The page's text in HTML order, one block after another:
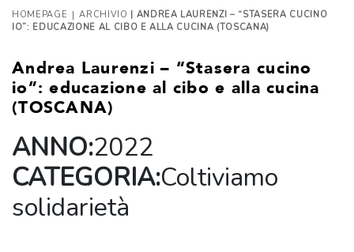
HOMEPAGE |ARCHIVIO
| ANDREA LAURENZI – “STASERA CUCINO
IO”: EDUCAZIONE AL CIBO E ALLA CUCINA (TOSCANA)
Andrea Laurenzi – “Stasera cucino
io”: educazione al cibo e alla cucina
(TOSCANA)
ANNO:2022
CATEGORIA:Coltiviamo
solidarietà